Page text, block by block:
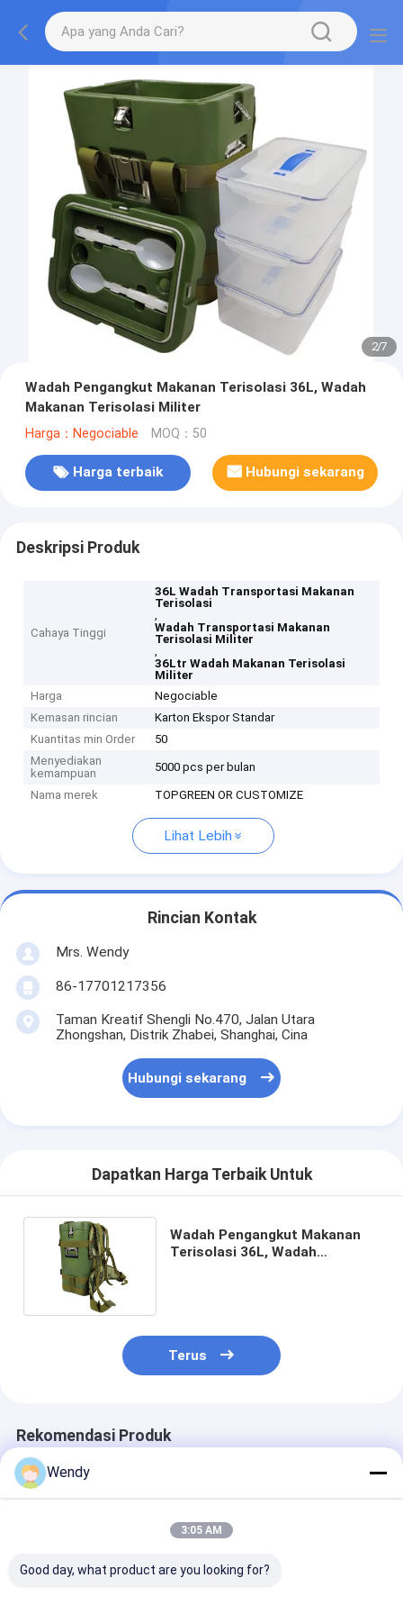
2/7
Wadah Pengangkut Makanan Terisolasi 36L, Wadah
Makanan Terisolasi Militer
Harga：Negociable MOQ：50
Harga terbaik Hubungi sekarang
Deskripsi Produk
Cahaya Tinggi
36L Wadah Transportasi Makanan
Terisolasi
,
Wadah Transportasi Makanan
Terisolasi Militer
,
36Ltr Wadah Makanan Terisolasi
Militer
Harga
Negociable
Kemasan rincian
Karton Ekspor Standar
Kuantitas min Order
50
Menyediakan
kemampuan
5000 pcs per bulan
Nama merek TOPGREEN OR CUSTOMIZE
Lihat Lebih
Rincian Kontak
Mrs. Wendy
86-17701217356
Taman Kreatif Shengli No.470, Jalan Utara
Zhongshan, Distrik Zhabei, Shanghai, Cina
Hubungi sekarang
Dapatkan Harga Terbaik Untuk
Wadah Pengangkut Makanan
Terisolasi 36L, Wadah
Terus
Rekomendasi Produk
Wendy
3:05 AM
Good day, what product are you looking for?